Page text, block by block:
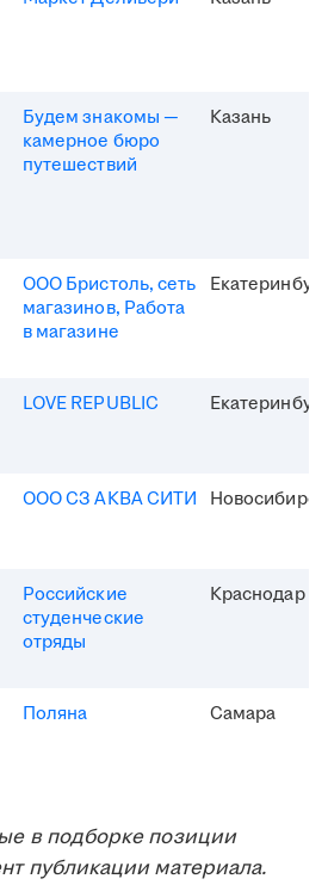
Будем знакомы —
камерное бюро
путешествий
Казань
ООО Бристоль, сеть
магазинов, Работа
в магазине
LOVE REPUBLIC
ООО СЗ АКВА СИТИ Новосибирск
Российские
студенческие
отряды
Краснодар
Поляна Самара
в подборке позиции
публикации материала.